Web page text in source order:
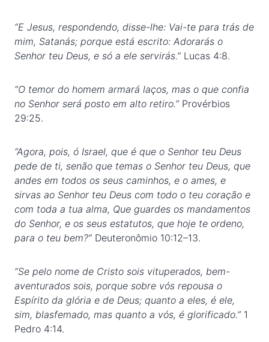
“E Jesus, respondendo, disse-lhe: Vai-te para trás de
mim, Satanás; porque está escrito: Adorarás o
Senhor teu Deus, e só a ele servirás.” Lucas 4:8.
“O temor do homem armará laços, mas o que confia
no Senhor será posto em alto retiro.” Provérbios
29:25.
“Agora, pois, ó Israel, que é que o Senhor teu Deus
pede de ti, senão que temas o Senhor teu Deus, que
andes em todos os seus caminhos, e o ames, e
sirvas ao Senhor teu Deus com todo o teu coração e
com toda a tua alma, Que guardes os mandamentos
do Senhor, e os seus estatutos, que hoje te ordeno,
para o teu bem?” Deuteronômio 10:12–13.
“Se pelo nome de Cristo sois vituperados, bem-
aventurados sois, porque sobre vós repousa o
Espírito da glória e de Deus; quanto a eles, é ele,
sim, blasfemado, mas quanto a vós, é glorificado.” 1
Pedro 4:14.